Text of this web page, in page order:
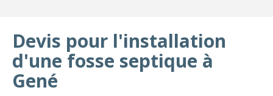
Devis pour l'installation
d'une fosse septique à
Gené